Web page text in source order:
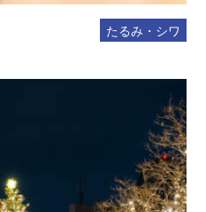
たるみ・シワ